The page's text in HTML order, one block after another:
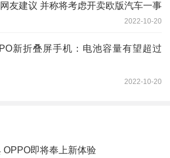
友建议 并称将考虑开卖欧版汽车一事
2022-10-20
新折叠屏手机：电池容量有望超过
2022-10-20
即将奉上新体验